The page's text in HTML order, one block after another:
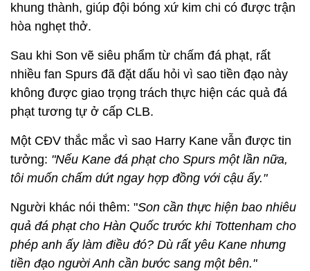
khung thành, giúp đội bóng xứ kim chi có được trận
hòa nghẹt thở.
Sau khi Son vẽ siêu phẩm từ chấm đá phạt, rất
nhiều fan Spurs đã đặt dấu hỏi vì sao tiền đạo này
không được giao trọng trách thực hiện các quả đá
phạt tương tự ở cấp CLB.
Một CĐV thắc mắc vì sao Harry Kane vẫn được tin
tưởng: "Nếu Kane đá phạt cho Spurs một lần nữa,
tôi muốn chấm dứt ngay hợp đồng với cậu ấy."
Người khác nói thêm: "Son cần thực hiện bao nhiêu
quả đá phạt cho Hàn Quốc trước khi Tottenham cho
phép anh ấy làm điều đó? Dù rất yêu Kane nhưng
tiền đạo người Anh cần bước sang một bên."